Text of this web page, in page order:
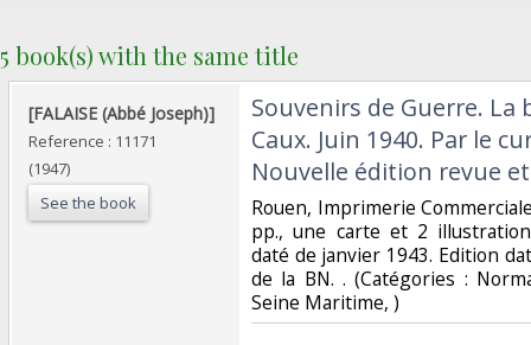
5 book(s) with the same title
‎[FALAISE (Abbé Joseph)]‎
Reference : 11171
(1947)
See the book
‎Souvenirs de Guerre. La
Caux. Juin 1940. Par le
Nouvelle édition revue
‎Rouen, Imprimerie
pp., une carte et 2
daté de janvier 1943. Edition
de la BN. . (Catégories :
Seine Maritime, )‎